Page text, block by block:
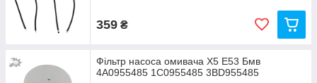
359 ₴
Фільтр насоса омивача Х5 Е53 Бмв
4A0955485 1C0955485 3BD955485